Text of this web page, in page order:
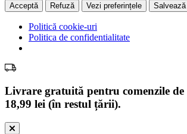
Acceptă Refuză Vezi preferințele
Politică cookie-uri
Politica de confidentialitate
Livrare gratuită pentru comenzile de
18,99 lei (în restul țării).